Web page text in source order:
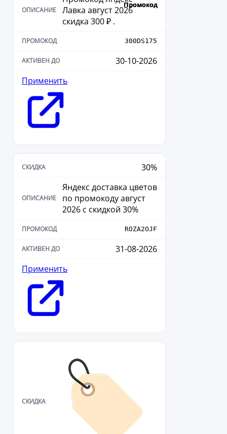
Лавка август 2026
скидка 300 ₽ .
300DS175
30-10-2026
Применить
30%
Яндекс доставка цветов
по промокоду август
2026 с скидкой 30%
ROZA2OJF
31-08-2026
Применить